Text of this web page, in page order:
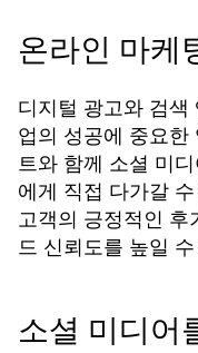
온라인 마케
디지털 광고와 검
업의 성공에 중요한
트와 함께 소셜 미
에게 직접 다가갈
고객의 긍정적인 후
드 신뢰도를 높일
소셜 미디어